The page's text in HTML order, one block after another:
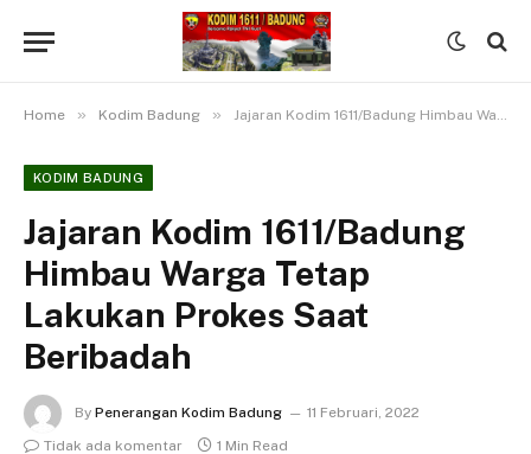
Home » Kodim Badung » Jajaran Kodim 1611/Badung Himbau Warga Tetap Lakukan Prokes Saat Beribadah
KODIM BADUNG
Jajaran Kodim 1611/Badung
Himbau Warga Tetap
Lakukan Prokes Saat
Beribadah
By Penerangan Kodim Badung
11 Februari, 2022
Tidak ada komentar
1 Min Read